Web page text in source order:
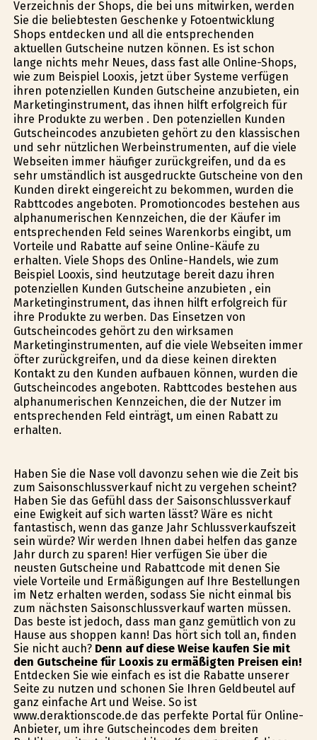
Verzeichnis der Shops, die bei uns mitwirken, werden
Sie die beliebtesten Geschenke y Fotoentwicklung
Shops entdecken und all die entsprechenden
aktuellen Gutscheine nutzen können. Es ist schon
lange nichts mehr Neues, dass fast alle Online-Shops,
wie zum Beispiel Looxis, jetzt über Systeme verfügen
ihren potenziellen Kunden Gutscheine anzubieten, ein
Marketinginstrument, das ihnen hilft erfolgreich für
ihre Produkte zu werben . Den potenziellen Kunden
Gutscheincodes anzubieten gehört zu den klassischen
und sehr nützlichen Werbeinstrumenten, auf die viele
Webseiten immer häufiger zurückgreifen, und da es
sehr umständlich ist ausgedruckte Gutscheine von den
Kunden direkt eingereicht zu bekommen, wurden die
Rabttcodes angeboten. Promotioncodes bestehen aus
alphanumerischen Kennzeichen, die der Käufer im
entsprechenden Feld seines Warenkorbs eingibt, um
Vorteile und Rabatte auf seine Online-Käufe zu
erhalten. Viele Shops des Online-Handels, wie zum
Beispiel Looxis, sind heutzutage bereit dazu ihren
potenziellen Kunden Gutscheine anzubieten , ein
Marketinginstrument, das ihnen hilft erfolgreich für
ihre Produkte zu werben. Das Einsetzen von
Gutscheincodes gehört zu den wirksamen
Marketinginstrumenten, auf die viele Webseiten immer
öfter zurückgreifen, und da diese keinen direkten
Kontakt zu den Kunden aufbauen können, wurden die
Gutscheincodes angeboten. Rabttcodes bestehen aus
alphanumerischen Kennzeichen, die der Nutzer im
entsprechenden Feld einträgt, um einen Rabatt zu
erhalten.
Haben Sie die Nase voll davonzu sehen wie die Zeit bis
zum Saisonschlussverkauf nicht zu vergehen scheint?
Haben Sie das Gefühl dass der Saisonschlussverkauf
eine Ewigkeit auf sich warten lässt? Wäre es nicht
fantastisch, wenn das ganze Jahr Schlussverkaufszeit
sein würde? Wir werden Ihnen dabei helfen das ganze
Jahr durch zu sparen! Hier verfügen Sie über die
neusten Gutscheine und Rabattcode mit denen Sie
viele Vorteile und Ermäßigungen auf Ihre Bestellungen
im Netz erhalten werden, sodass Sie nicht einmal bis
zum nächsten Saisonschlussverkauf warten müssen.
Das beste ist jedoch, dass man ganz gemütlich von zu
Hause aus shoppen kann! Das hört sich toll an, finden
Sie nicht auch? Denn auf diese Weise kaufen Sie mit
den Gutscheine für Looxis zu ermäßigten Preisen ein!
Entdecken Sie wie einfach es ist die Rabatte unserer
Seite zu nutzen und schonen Sie Ihren Geldbeutel auf
ganz einfache Art und Weise. So ist
www.deraktionscode.de das perfekte Portal für Online-
Anbieter, um ihre Gutscheincodes dem breiten